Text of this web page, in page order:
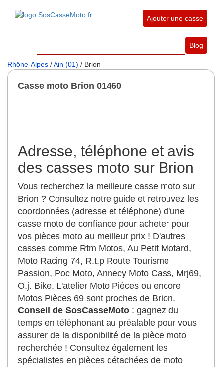
Ajouter une casse
Blog
Rhône-Alpes /Ain (01) / Brion
Casse moto Brion 01460
Adresse, téléphone et avis
des casses moto sur Brion
Vous recherchez la meilleure casse moto sur
Brion ? Consultez notre guide et retrouvez les
coordonnées (adresse et téléphone) d'une
casse moto de confiance pour acheter pour
vos pièces moto au meilleur prix ! D'autres
casses comme Rtm Motos, Au Petit Motard,
Moto Racing 74, R.t.p Route Tourisme
Passion, Poc Moto, Annecy Moto Cass, Mrj69,
O.j. Bike, L'atelier Moto Pièces ou encore
Motos Pièces 69 sont proches de Brion.
Conseil de SosCasseMoto : gagnez du
temps en téléphonant au préalable pour vous
assurer de la disponibilité de la pièce moto
recherchée ! Consultez également les
spécialistes en pièces détachées de moto